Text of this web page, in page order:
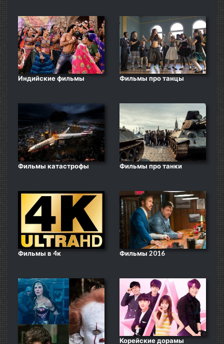
Индийские фильмы Фильмы про танцы
Фильмы катастрофы Фильмы про танки
Фильмы в 4к Фильмы 2016
Корейские дорамы